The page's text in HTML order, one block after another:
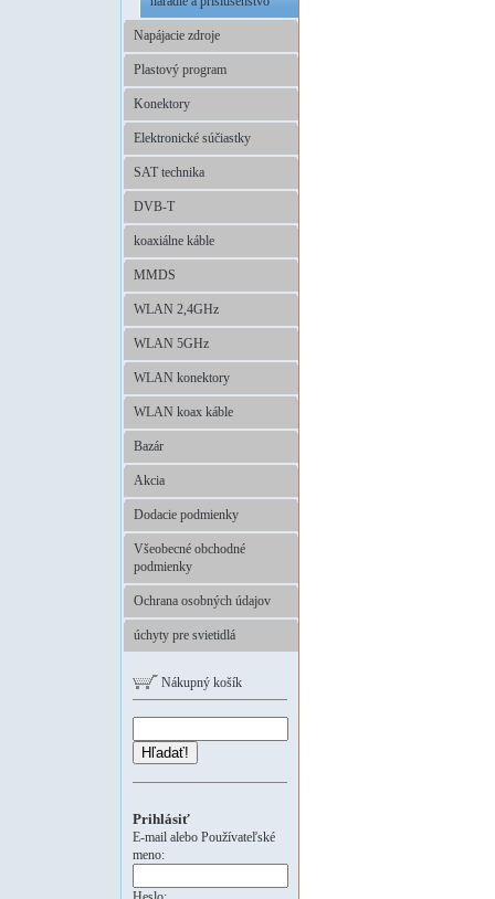
Napájacie zdroje
Plastový program
Konektory
Elektronické súčiastky
SAT technika
DVB-T
koaxiálne káble
MMDS
WLAN 2,4GHz
WLAN 5GHz
WLAN konektory
WLAN koax káble
Bazár
Akcia
Dodacie podmienky
Všeobecné obchodné
podmienky
Ochrana osobných údajov
úchyty pre svietidlá
Nákupný košík
Hľadať!
Prihlásiť
E-mail alebo Používateľské
meno: